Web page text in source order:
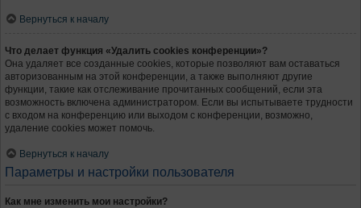
Вернуться к началу
Что делает функция «Удалить cookies конференции»?
Она удаляет все созданные cookies, которые позволяют вам оставаться
авторизованным на этой конференции, а также выполняют другие
функции, такие как отслеживание прочитанных сообщений, если эта
возможность включена администратором. Если вы испытываете трудности
с входом на конференцию или выходом с конференции, возможно,
удаление cookies может помочь.
Вернуться к началу
Параметры и настройки пользователя
Как мне изменить мои настройки?